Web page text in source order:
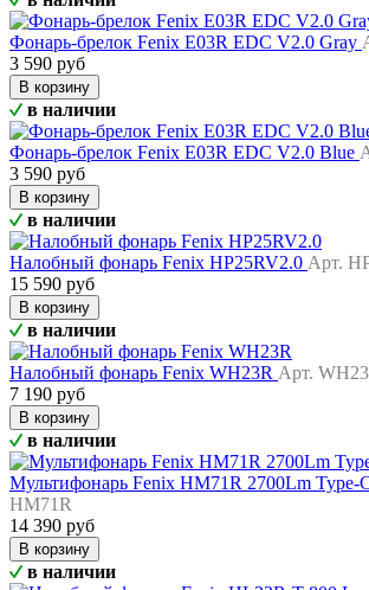
Фонарь-брелок Fenix E03R EDC V2.0 Gray
3 590 руб
В корзину
в наличии
Фонарь-брелок Fenix E03R EDC V2.0 Blue
3 590 руб
В корзину
в наличии
Налобный фонарь Fenix HP25RV2.0 Арт.
15 590 руб
В корзину
в наличии
Налобный фонарь Fenix WH23R Арт.
7 190 руб
В корзину
в наличии
Мультифонарь Fenix HM71R 2700Lm Type-
HM71R
14 390 руб
В корзину
в наличии